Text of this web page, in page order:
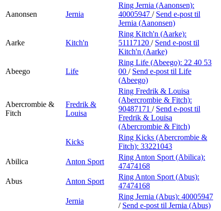
Aanonsen Jernia
Ring Jernia (Aanonsen):
40005947 / Send e-post til
Jernia (Aanonsen)
Aarke Kitch'n
Ring Kitch'n (Aarke):
51117120 / Send e-post til
Kitch'n (Aarke)
Abeego Life
Ring Life (Abeego): 22 40 53
00 / Send e-post til Life
(Abeego)
Abercrombie &
Fitch
Fredrik &
Louisa
Ring Fredrik & Louisa
(Abercrombie & Fitch):
90487171 / Send e-post til
Fredrik & Louisa
(Abercrombie & Fitch)
Kicks
Ring Kicks (Abercrombie &
Fitch): 33221043
Abilica
Anton Sport
Ring Anton Sport (Abilica):
47474168
Abus
Anton Sport
Ring Anton Sport (Abus):
47474168
Jernia
Ring Jernia (Abus): 40005947
/ Send e-post til Jernia (Abus)